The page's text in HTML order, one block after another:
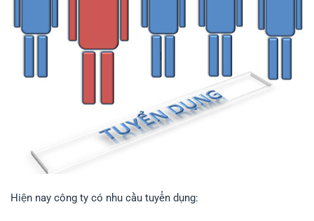
Hiện nay công ty có nhu cầu tuyển dụng: